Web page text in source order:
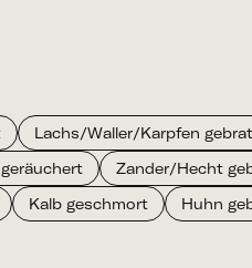
Lachs/Waller/Karpfen
Zander/Hecht
Kalb geschmort Huhn